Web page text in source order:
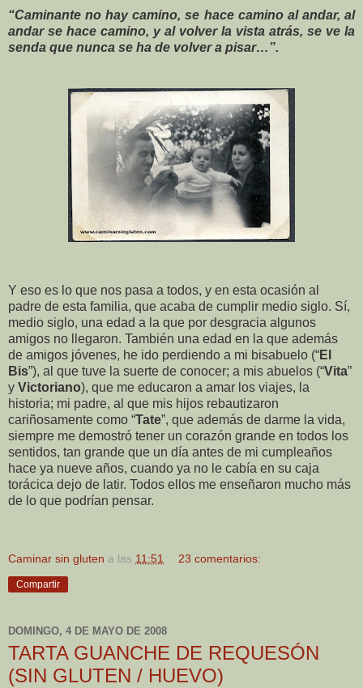
“Caminante no hay camino, se hace camino al andar, al
andar se hace camino, y al volver la vista atrás, se ve la
senda que nunca se ha de volver a pisar…”.
Y eso es lo que nos pasa a todos, y en esta ocasión al
padre de esta familia, que acaba de cumplir medio siglo. Sí,
medio siglo, una edad a la que por desgracia algunos
amigos no llegaron. También una edad en la que además
de amigos jóvenes, he ido perdiendo a mi bisabuelo (“El
Bis”), al que tuve la suerte de conocer; a mis abuelos (“Vita”
y Victoriano), que me educaron a amar los viajes, la
historia; mi padre, al que mis hijos rebautizaron
cariñosamente como “Tate”, que además de darme la vida,
siempre me demostró tener un corazón grande en todos los
sentidos, tan grande que un día antes de mi cumpleaños
hace ya nueve años, cuando ya no le cabía en su caja
torácica dejo de latir. Todos ellos me enseñaron mucho más
de lo que podrían pensar.
Caminar sin gluten a las 11:51 23 comentarios:
Compartir
DOMINGO, 4 DE MAYO DE 2008
TARTA GUANCHE DE REQUESÓN
(SIN GLUTEN / HUEVO)